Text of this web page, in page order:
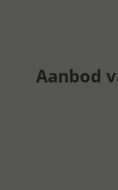
Aanbod